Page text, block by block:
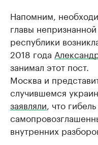
Напомним,
главы
республики
2018 года
занимал этот пост.
Москва и
случившемся
заявляли, что
внутренних